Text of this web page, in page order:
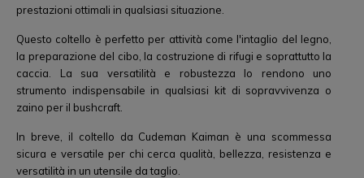
prestazioni ottimali in qualsiasi situazione.
Questo coltello è perfetto per attività come l'intaglio del legno,
la preparazione del cibo, la costruzione di rifugi e soprattutto la
caccia. La sua versatilità e robustezza lo rendono uno
strumento indispensabile in qualsiasi kit di sopravvivenza o
zaino per il bushcraft.
In breve, il coltello da Cudeman Kaiman è una scommessa
sicura e versatile per chi cerca qualità, bellezza, resistenza e
versatilità in un utensile da taglio.